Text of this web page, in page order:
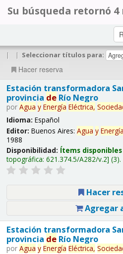
Su búsqueda retornó
| | Seleccionar títulos para:
Hacer reserva
Estación transformadora
provincia deRío Negro
por Agua y Energía Eléctrica,
Idioma: Español
Editor: Buenos Aires: Agua y Energía
1988
Disponibilidad: Ítems
topográfica: 621.374.5/A282/v.2 (3).
Hacer
Agregar
Estación transformadora
provincia deRío Negro
por Agua y Energía Eléctrica,